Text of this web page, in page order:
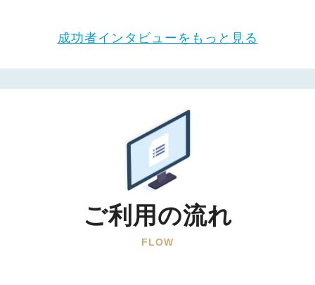
成功者インタビューをもっと見る
ご利用の流れ
FLOW